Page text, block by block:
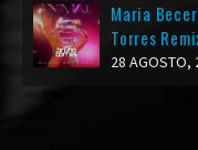
Maria
Torres
28 AGOSTO,